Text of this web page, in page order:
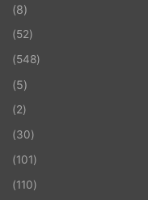
(8)
(52)
(548)
(5)
(2)
(30)
(101)
(110)